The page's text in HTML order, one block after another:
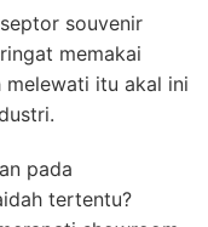
souvenir
memakai
melewati itu akal ini
pada
tertentu?